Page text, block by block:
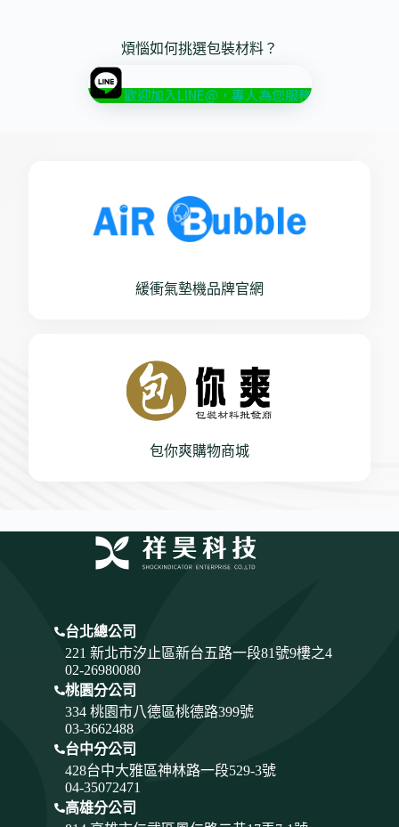
煩惱如何挑選包裝材料？
歡迎加入LINE@，專人為您服務
緩衝氣墊機品牌官網
包你爽購物商城
台北總公司
221 新北市汐止區新台五路一段81號9樓之4
02-26980080
桃園分公司
334 桃園市八德區桃德路399號
03-3662488
台中分公司
428台中大雅區神林路一段529-3號
04-35072471
高雄分公司